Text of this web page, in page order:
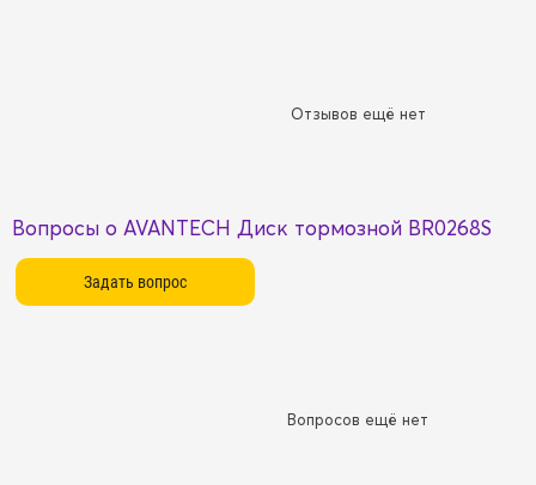
Отзывов ещё нет
Вопросы о AVANTECH Диск тормозной BR0268S
Вопросов ещё нет